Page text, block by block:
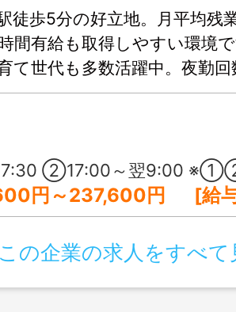
徒歩5分の好立地。月平均残
間有給も取得しやすい環境
て世代も多数活躍中。夜勤
も充実。無理なく長く働け
翌9:00 ※①②のシフト制 ※夜勤の回数は相談に応じま
円 [給与の内訳] 基本給：180,000円～220,000円 ヘルスケア手当
この企業の求人をすべて